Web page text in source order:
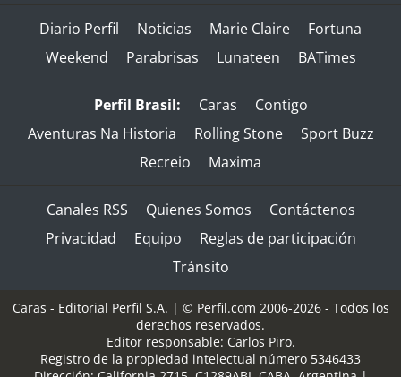
Diario Perfil Noticias Marie Claire
Fortuna
Weekend
Parabrisas Lunateen BATimes
Perfil Brasil: Caras
Contigo
Aventuras Na Historia
Rolling Stone
Sport Buzz
Recreio
Maxima
Canales RSS Quienes Somos
Contáctenos
Privacidad
Equipo
Reglas de participación
Tránsito
Caras - Editorial Perfil S.A. | © Perfil.com 2006-2026 - Todos los
derechos reservados.
Editor responsable: Carlos Piro.
Registro de la propiedad intelectual número 5346433